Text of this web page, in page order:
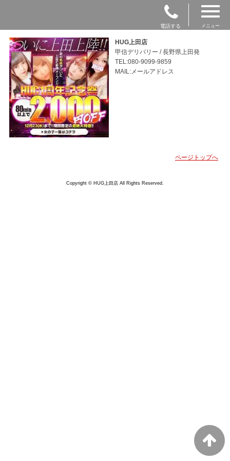
電話する メニュー
HUG上田店
甲信デリバリー / 長野県上田発
TEL:080-9099-9859
MAIL:メールアドレス
ページトップへ
Copyright © HUG上田店 All Rights Reserved.